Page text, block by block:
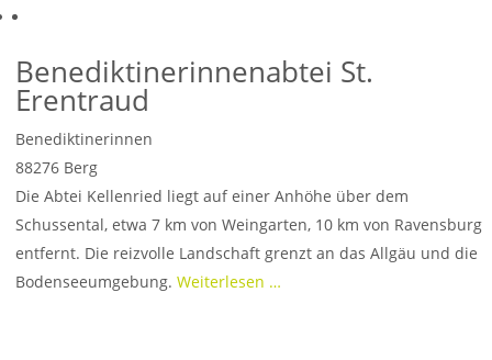
Benediktinerinnenabtei St.
Erentraud
Benediktinerinnen
88276 Berg
Die Abtei Kellenried liegt auf einer Anhöhe über dem
Schussental, etwa 7 km von Weingarten, 10 km von Ravensburg
entfernt. Die reizvolle Landschaft grenzt an das Allgäu und die
Bodenseeumgebung. Weiterlesen …